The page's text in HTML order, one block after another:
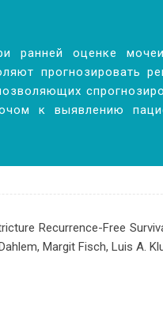
ранней оценке
прогнозировать
к выявлению
Recurrence-Free
Margit Fisch, Luis A.